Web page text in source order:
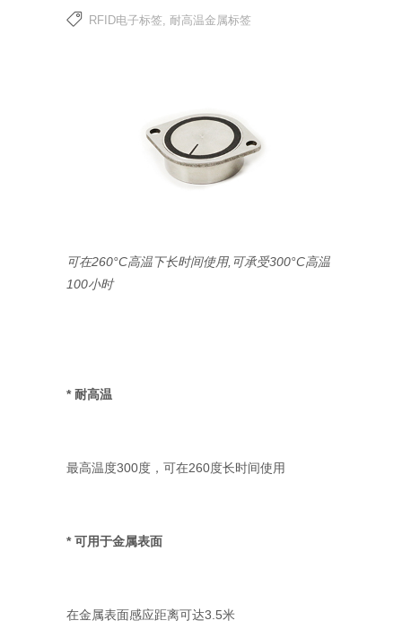
RFID电子标签 耐高温金属标签
可在260°С高温下长时间使用,可承受300°С高温
100小时
* 耐高温
最高温度300度，可在260度长时间使用
* 可用于金属表面
在金属表面感应距离可达3.5米